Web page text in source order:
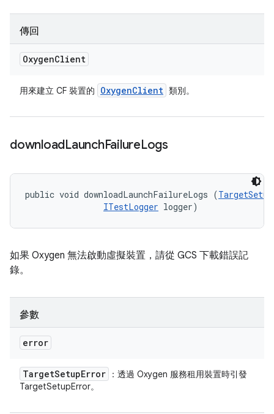
傳回
OxygenClient
用來建立 CF 裝置的 OxygenClient 類別。
downloadLaunchFailureLogs
public void downloadLaunchFailureLogs (
ITestLogger logger)
如果 Oxygen 無法啟動虛擬裝置，請從 GCS 下載錯誤記
錄。
參數
error
TargetSetupError
：透過 Oxygen 服務租用裝置時引發
TargetSetupError。